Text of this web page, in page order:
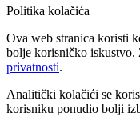
Politika kolačića
Ova web stranica koristi
bolje korisničko iskustvo.
privatnosti.
Analitički kolačići se
korisniku ponudio bolji